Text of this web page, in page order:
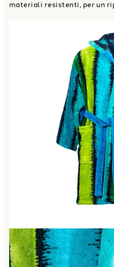
materiali resistenti, per un